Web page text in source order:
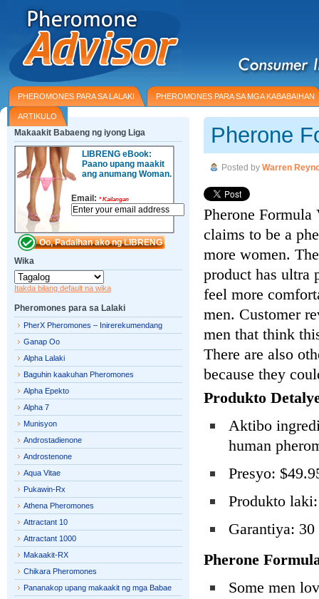
PHEROMONES PARA SA LALAKI PHEROMONES PARA SA MGA KABABAIHAN
ARTIKULO
Pherone
Posted by Warren
Pherone
claims to be a
more women.
product has ultra
feel more
men. Customer
men that think
There are also
because they
Produkto
Aktibo
human
Presyo:
Produkto
Garantiya:
Pherone
Some men
Makaakit Babaeng ng iyong Liga
LIBRENG eBook:
Paano upang maakit
ang anumang Woman.
Email: *Kailangan
Wika
Itakda bilang default na wika
Pheromones para sa Lalaki
PherX Pheromones – Inirerekumendang
Ganap Oo
Alpha Lalaki
Baguhin kaakuhan Pheromones
Alpha Epekto
Alpha 7
Munisyon
Androstadienone
Androstenone
Aqua Vitae
Pukawin-Rx
Athena Pheromones
Attractant 10
Attractant 1000
Makaakit-RX
Chikara Pheromones
Pananakop upang makaakit ng mga Babae